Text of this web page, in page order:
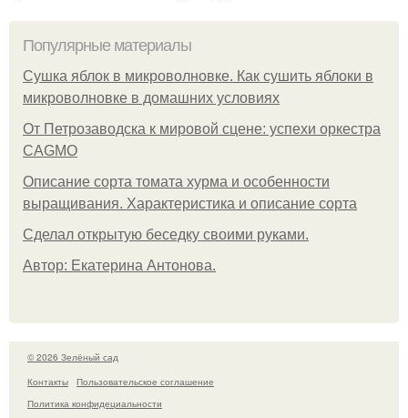
Популярные материалы
Сушка яблок в микроволновке. Как сушить яблоки в
микроволновке в домашних условиях
От Петрозаводска к мировой сцене: успехи оркестра
CAGMO
Описание сорта томата хурма и особенности
выращивания. Характеристика и описание сорта
Сделал открытую беседку своими руками.
Автор: Екатерина Антонова.
© 2026 Зелёный сад
Контакты
Пользовательское соглашение
Политика конфидециальности